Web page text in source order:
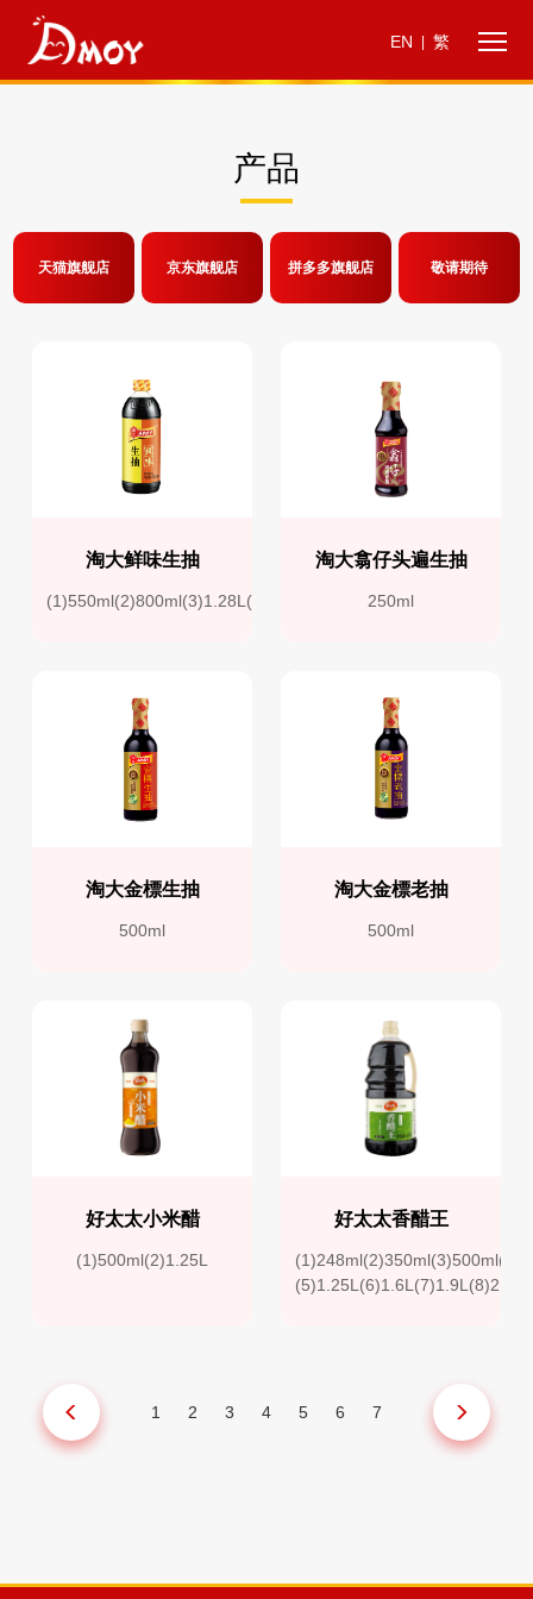
EN 繁
产品
天猫旗舰店 京东旗舰店 拼多多旗舰店 敬请期待
淘大鲜味生抽
(1)550ml(2)800ml(3)1.28L(4)1.9L
淘大翕仔头遍生抽
250ml
淘大金標生抽
500ml
淘大金標老抽
500ml
好太太小米醋
(1)500ml(2)1.25L
好太太香醋王
1 2 3 4 5 6 7